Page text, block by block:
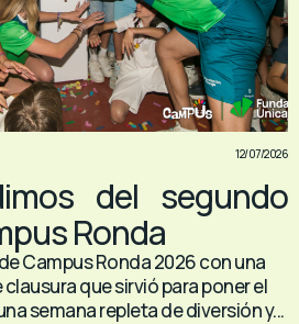
12/07/2026
del segundo
Ronda
Campus Ronda 2026 con una
que sirvió para poner el
semana repleta de diversión y...